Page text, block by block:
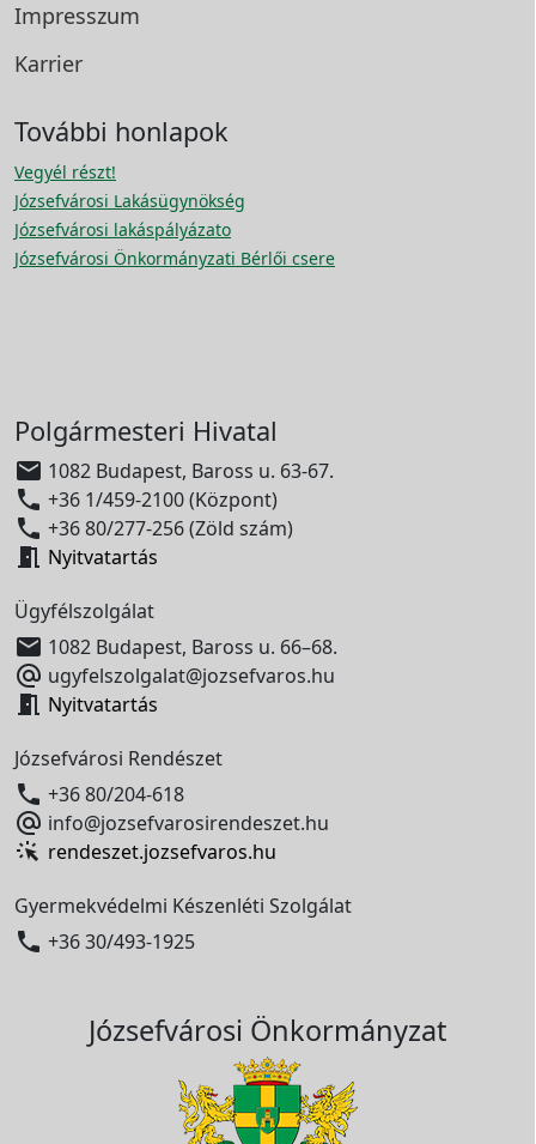
Impresszum
Karrier
További honlapok
Vegyél részt!
Józsefvárosi Lakásügynökség
Józsefvárosi lakáspályázato
Józsefvárosi Önkormányzati Bérlői csere
Polgármesteri Hivatal
 1082 Budapest, Baross u. 63-67.
 +36 1/459-2100 (Központ)
 +36 80/277-256 (Zöld szám)
 Nyitvatartás
Ügyfélszolgálat
 1082 Budapest, Baross u. 66–68.
 ugyfelszolgalat@jozsefvaros.hu
 Nyitvatartás
Józsefvárosi Rendészet
 +36 80/204-618
 info@jozsefvarosirendeszet.hu
rendeszet.jozsefvaros.hu
Gyermekvédelmi Készenléti Szolgálat
 +36 30/493-1925
Józsefvárosi Önkormányzat